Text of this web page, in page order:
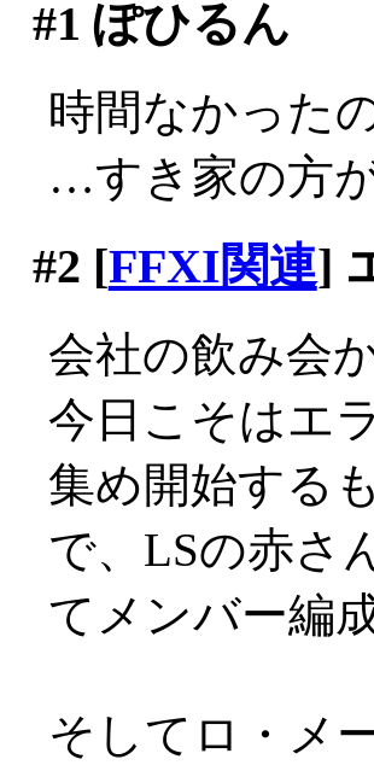
#1 ぽひるん
時間なかった
…すき家の方
#2 [FFXI関連]
会社の飲み会
今日こそはエ
集め開始するも
で、LSの赤さ
てメンバー編成
そしてロ・メ